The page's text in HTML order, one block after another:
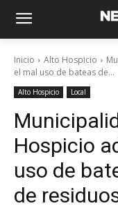
Inicio Alto Hospicio
el mal uso de bateas de...
Alto Hospicio Local
Hospicio
uso de
de